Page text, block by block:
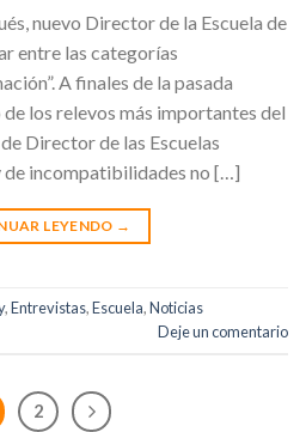
nuevo Director de la Escuela de
entre las categorías
A finales de la pasada
los relevos más importantes del
Director de las Escuelas
de incompatibilidades no […]
LEYENDO →
,Entrevistas,Escuela,Noticias
Deje un comentario
2